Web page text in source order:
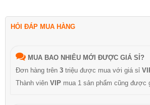
HỎI ĐÁP MUA HÀNG
MUA BAO NHIÊU MỚI ĐƯỢC GIÁ SỈ?
Đơn hàng trên 3 triệu được mua với giá sỉ
Thành viên VIP mua 1 sản phẩm cũng được